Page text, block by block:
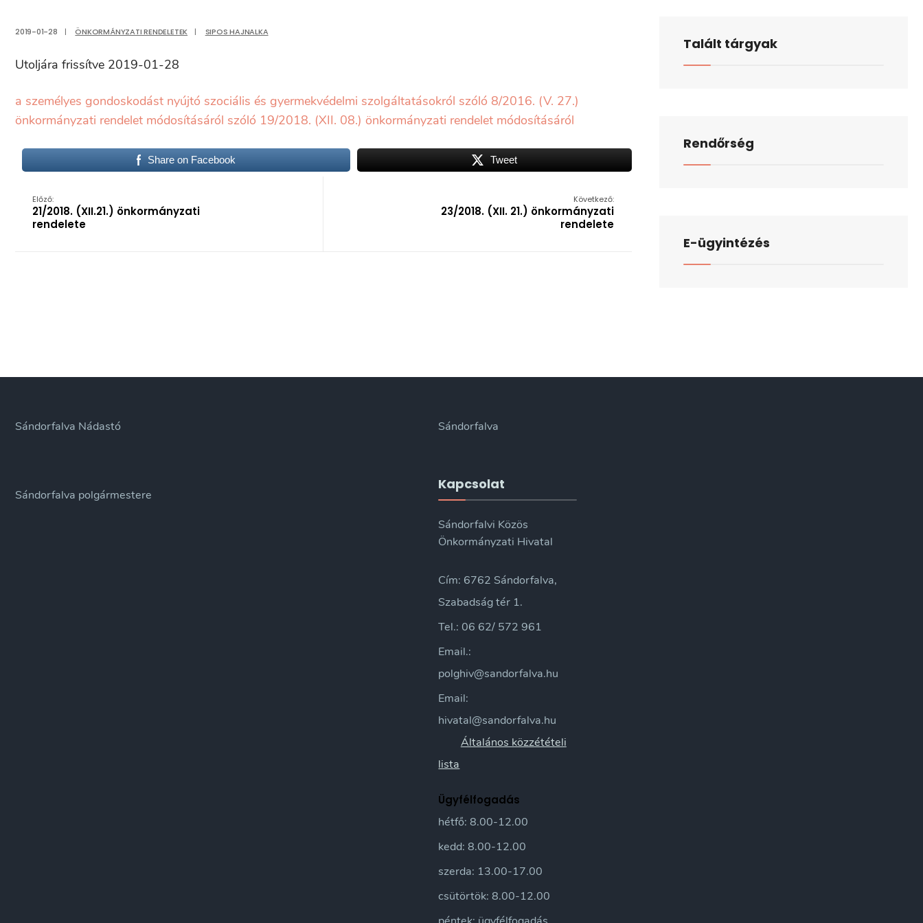
2019-01-28 | ÖNKORMÁNYZATI RENDELETEK | SIPOS HAJNALKA
Utoljára frissítve 2019-01-28
a személyes gondoskodást nyújtó szociális és gyermekvédelmi szolgáltatásokról szóló 8/2016. (V. 27.)
önkormányzati rendelet módosításáról szóló 19/2018. (XII. 08.) önkormányzati rendelet módosításáról
Share on Facebook Tweet
Előző:
21/2018. (XII.21.) önkormányzati
rendelete
Következő:
23/2018. (XII. 21.) önkormányzati
rendelete
Talált tárgyak
Rendőrség
E-ügyintézés
Sándorfalva Nádastó
Sándorfalva polgármestere
Sándorfalva
Kapcsolat
Sándorfalvi Közös
Önkormányzati Hivatal
Cím: 6762 Sándorfalva,
Szabadság tér 1.
Tel.: 06 62/ 572 961
Email.:
polghiv@sandorfalva.hu
Email:
hivatal@sandorfalva.hu
Általános közzétételi
lista
Ügyfélfogadás
hétfő: 8.00-12.00
kedd: 8.00-12.00
szerda: 13.00-17.00
csütörtök: 8.00-12.00